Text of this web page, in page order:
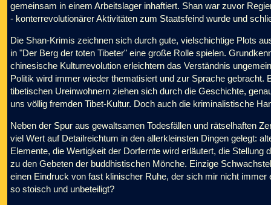
gemeinsam in einem Arbeitslager inhaftiert. Shan war zuvor
- konterrevolutionärer Aktivitäten zum Staatsfeind wurde und
Die Shan-Krimis zeichnen sich durch gute, vielschichtige Plots
in "Der Berg der toten Tibeter" eine große Rolle spielen.
chinesische Kulturrevolution erleichtern das Verständnis
Politik wird immer wieder thematisiert und zur Sprache gebracht.
tibetischen Ureinwohnern ziehen sich durch die Geschichte,
uns völlig fremden Tibet-Kultur. Doch auch die kriminalistische
Neben der Spur aus gewaltsamen Todesfällen und rätselhaften
viel Wert auf Detailreichtum in den allerkleinsten Dingen gelegt:
Elemente, die Wertigkeit der Dorfernte wird erläutert, die
zu den Gebeten der buddhistischen Mönche. Einzige
einen Eindruck von fast klinischer Ruhe, der sich mir nicht
so stoisch und unbeteiligt?